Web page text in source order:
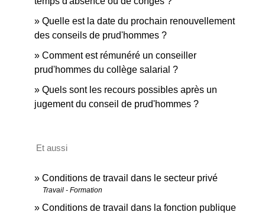
Quelle est la date du prochain renouvellement
des conseils de prud'hommes ?
Comment est rémunéré un conseiller
prud'hommes du collège salarial ?
Quels sont les recours possibles après un
jugement du conseil de prud'hommes ?
Et aussi
Conditions de travail dans le secteur privé
Travail - Formation
Conditions de travail dans la fonction publique